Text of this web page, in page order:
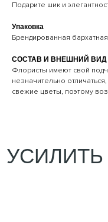
Подарите шик и
Упаковка
Брендированная
CОСТАВ И ВНЕШНИЙ ВИД
Флористы имеют свой
незначительно
свежие цветы, поэтому